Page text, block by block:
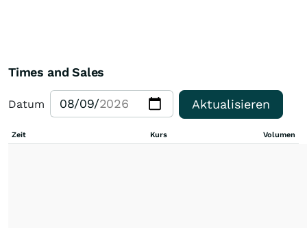
Times and Sales
Datum Aktualisieren
Zeit Kurs Volumen